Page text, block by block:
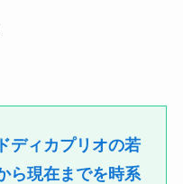
ディカプリオの若
ら現在までを時系